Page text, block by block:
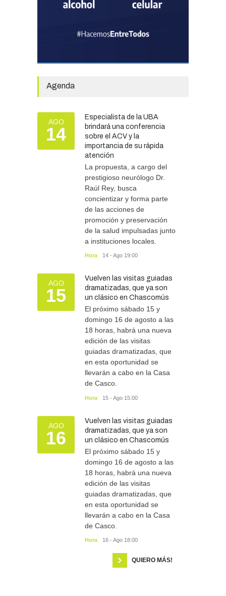
fortalecer el monitoreo y la
La Escuela Normal tendrá
EDUCACIÓN 30/07/2026
Más de 100 atletas
participaron del Duatlón en
Chascomús
DEPORTES 10/08/2026
Agenda
AGO
14
Especialista de la UBA
brindará una conferencia
sobre el ACV y la
importancia de su rápida
atención
La propuesta, a cargo del
prestigioso neurólogo Dr.
Raúl Rey, busca
concientizar y forma parte
de las acciones de
promoción y preservación
de la salud impulsadas junto
a instituciones locales.
Hora 14 - Ago 19:00
AGO
15
Vuelven las visitas guiadas
dramatizadas, que ya son
un clásico en Chascomús
El próximo sábado 15 y
domingo 16 de agosto a las
18 horas, habrá una nueva
edición de las visitas
guiadas dramatizadas, que
en esta oportunidad se
llevarán a cabo en la Casa
de Casco.
Hora 15 - Ago 15:00
AGO
16
Vuelven las visitas guiadas
dramatizadas, que ya son
un clásico en Chascomús
El próximo sábado 15 y
domingo 16 de agosto a las
18 horas, habrá una nueva
edición de las visitas
guiadas dramatizadas, que
en esta oportunidad se
llevarán a cabo en la Casa
de Casco.
Hora 16 - Ago 18:00
QUIERO MÁS!